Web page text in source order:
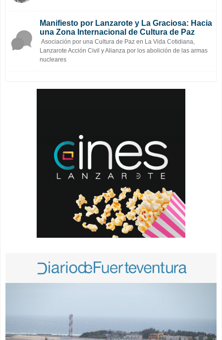
Manifiesto por Lanzarote y La Graciosa: Hacia
una Zona Internacional de Cultura de Paz
Asociación por una Cultura de Paz en La Vida Cotidiana,
Lanzarote Acción Civil y Alianza por los abolición de las armas
nucleares